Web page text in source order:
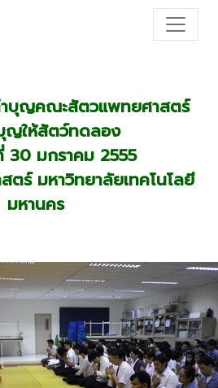
บุญคณะสัตวแพทยศาสตร์
ญให้สัตว์ทดลอง
30 มกราคม 2555
ร์ มหาวิทยาลัยเทคโนโลยี
มหานคร